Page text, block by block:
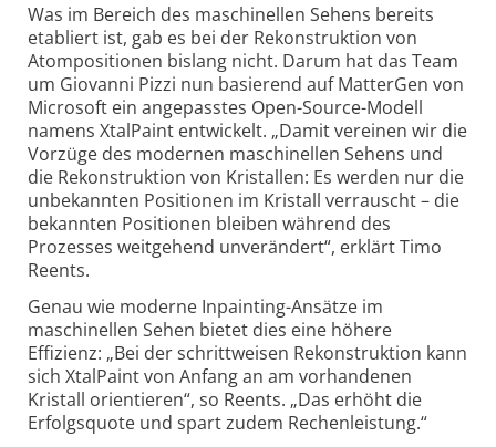
Was im Bereich des maschinellen Sehens bereits
etabliert ist, gab es bei der Rekonstruktion von
Atompositionen bislang nicht. Darum hat das Team
um Giovanni Pizzi nun basierend auf MatterGen von
Microsoft ein angepasstes Open-Source-Modell
namens XtalPaint entwickelt. „Damit vereinen wir die
Vorzüge des modernen maschinellen Sehens und
die Rekonstruktion von Kristallen: Es werden nur die
unbekannten Positionen im Kristall verrauscht – die
bekannten Positionen bleiben während des
Prozesses weitgehend unverändert“, erklärt Timo
Reents.
Genau wie moderne Inpainting-Ansätze im
maschinellen Sehen bietet dies eine höhere
Effizienz: „Bei der schrittweisen Rekonstruktion kann
sich XtalPaint von Anfang an am vorhandenen
Kristall orientieren“, so Reents. „Das erhöht die
Erfolgsquote und spart zudem Rechenleistung.“